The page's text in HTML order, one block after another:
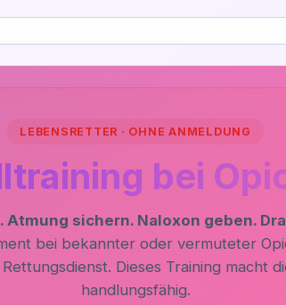
LEBENSRETTER · OHNE ANMELDUNG
bei
Atmung sichern. Naloxon geben.
bei bekannter oder vermuteter
Dieses Training macht
handlungsfähig.